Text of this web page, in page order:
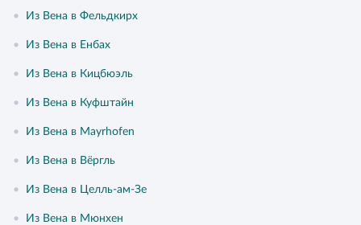
• Из Вена в Фельдкирх
• Из Вена в Енбах
• Из Вена в Кицбюэль
• Из Вена в Куфштайн
• Из Вена в Mayrhofen
• Из Вена в Вёргль
• Из Вена в Целль-ам-Зе
• Из Вена в Мюнхен